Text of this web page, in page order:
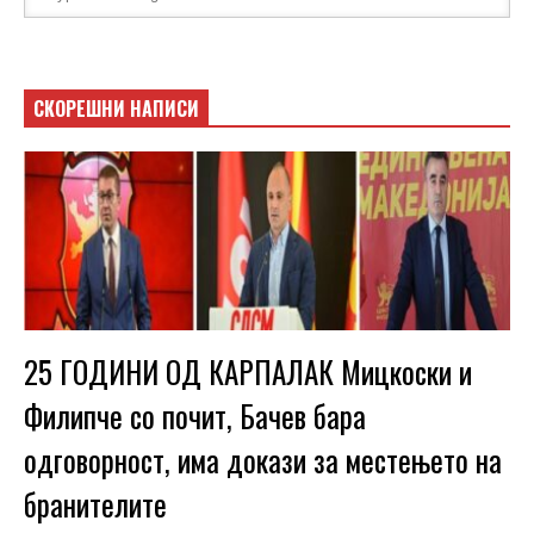
СКОРЕШНИ НАПИСИ
25 ГОДИНИ ОД КАРПАЛАК Мицкоски и
Филипче со почит, Бачев бара
одговорност, има докази за местењето на
бранителите